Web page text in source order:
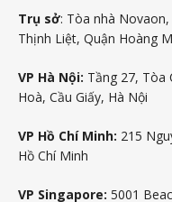
Trụ sở: Tòa nhà
Thịnh Liệt, Quận Hoàng
VP Hà Nội: Tầng 27, Tòa
Hoà, Cầu Giấy, Hà Nội
VP Hồ Chí Minh: 215
Hồ Chí Minh
VP Singapore: 5001